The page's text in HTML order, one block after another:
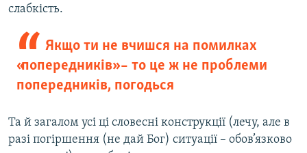
слабкість.
Якщо ти не вчишся на помилках
«попередників» – то це ж не проблеми
попередників, погодься
Та й загалом усі ці словесні конструкції (лечу, але в
разі погіршення (не дай Бог) ситуації – обов’язково